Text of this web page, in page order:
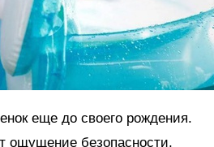
еще до своего рождения.
ощущение безопасности,